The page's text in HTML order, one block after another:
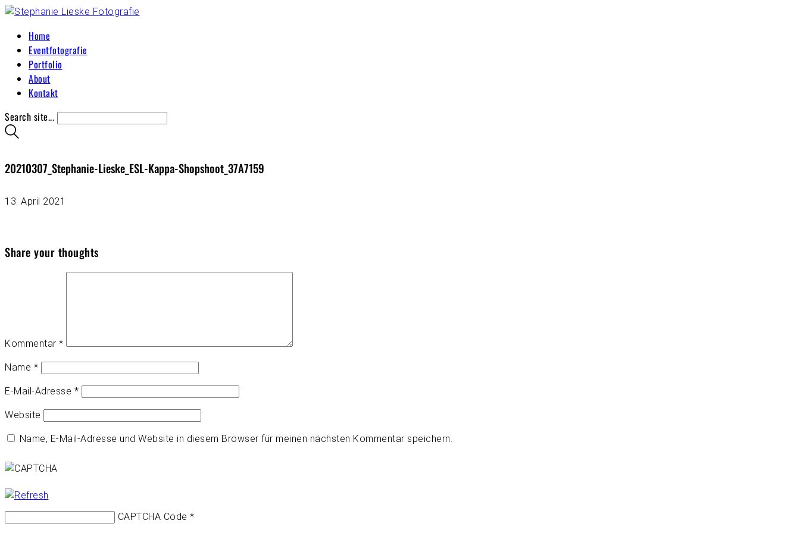
Home
Eventfotografie
Portfolio
About
Kontakt
Search site...
20210307_Stephanie-Lieske_ESL-Kappa-Shopshoot_37A7159
13. April 2021
Share your thoughts
Kommentar *
Name *
E-Mail-Adresse *
Website
Name, E-Mail-Adresse und Website in diesem Browser für meinen nächsten Kommentar speichern.
CAPTCHA Code *